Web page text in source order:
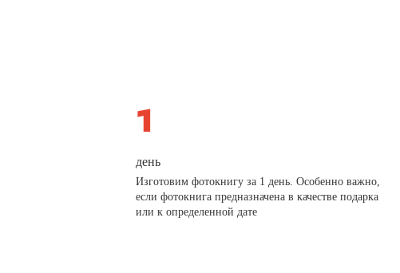
день
Изготовим фотокнигу за 1 день. Особенно важно,
если фотокнига предназначена в качестве подарка
или к определенной дате